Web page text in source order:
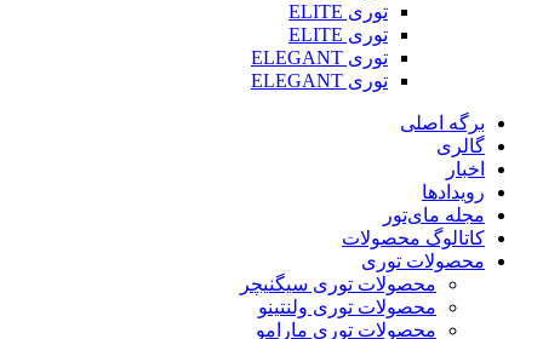
توری ELITE
توری ELITE
توری ELEGANT
توری ELEGANT
برگه اصلی
گالری
اخبار
رویدادها
مجله مای‌تور
کاتالوگ محصولات
محصولات توری
محصولات توری سیگنیچر
محصولات توری ولنتینو
محصولات توری مارامو